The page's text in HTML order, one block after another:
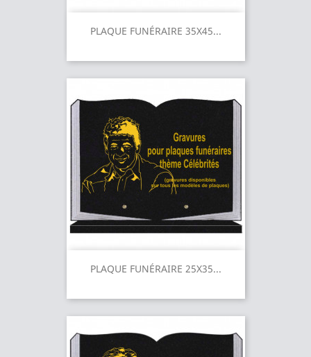
PLAQUE FUNÉRAIRE 35X45...
PLAQUE FUNÉRAIRE 25X35...